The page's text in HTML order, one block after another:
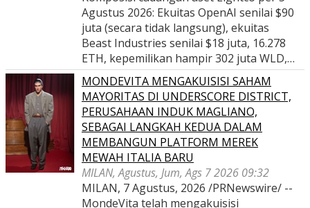
Agustus 2026: Ekuitas OpenAI senilai $90
juta (secara tidak langsung), ekuitas
Beast Industries senilai $18 juta, 16.278
ETH, kepemilikan hampir 302 juta WLD,…
MONDEVITA MENGAKUISISI SAHAM
MAYORITAS DI UNDERSCORE DISTRICT,
PERUSAHAAN INDUK MAGLIANO,
SEBAGAI LANGKAH KEDUA DALAM
MEMBANGUN PLATFORM MEREK
MEWAH ITALIA BARU
MILAN, Agustus, Jum, Ags 7 2026 09:32
MILAN, 7 Agustus, 2026 /PRNewswire/ --
MondeVita telah mengakuisisi